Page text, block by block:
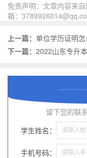
免责声明：文章内容来
箱：
上一篇： 单位学历证明
下一篇： 2022山东专升
留下您的联
学生姓名：
手机号码：